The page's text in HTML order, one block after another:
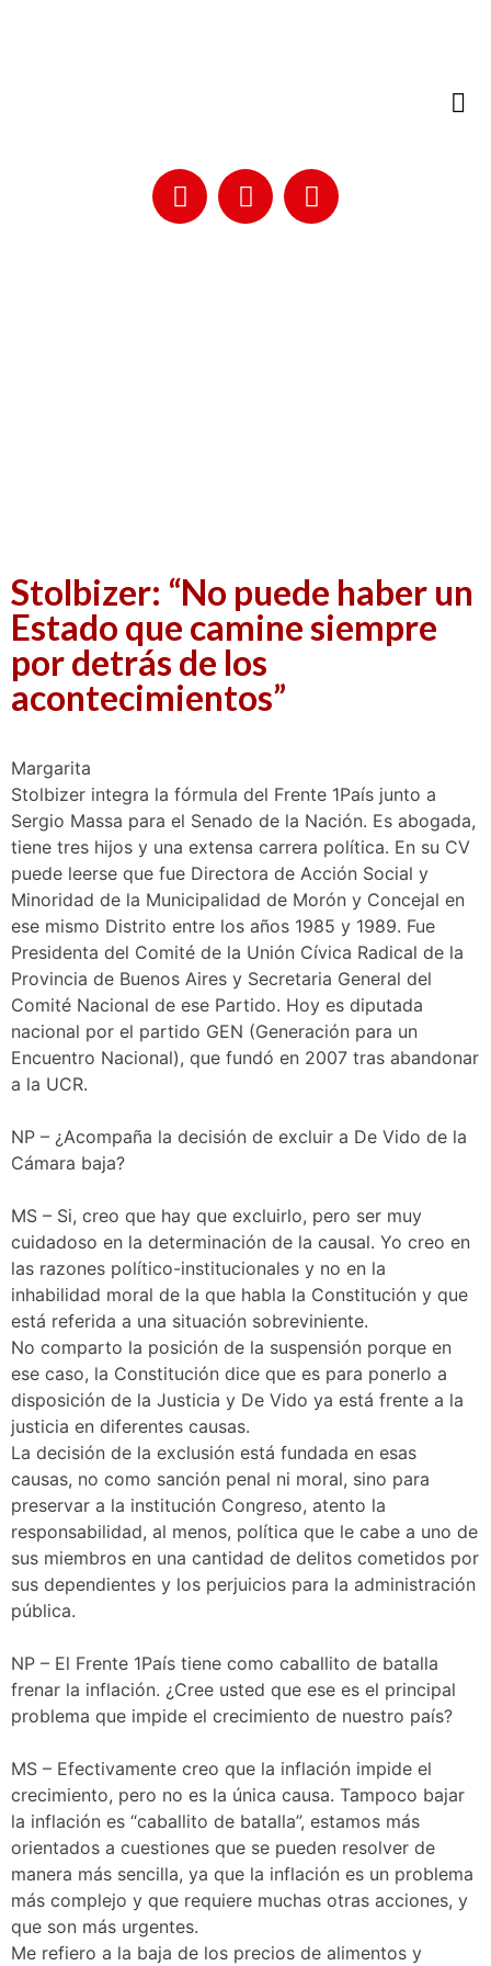
Stolbizer: “No puede haber un
Estado que camine siempre
por detrás de los
acontecimientos”
Margarita
Stolbizer integra la fórmula del Frente 1País junto a
Sergio Massa para el Senado de la Nación. Es abogada,
tiene tres hijos y una extensa carrera política. En su CV
puede leerse que fue Directora de Acción Social y
Minoridad de la Municipalidad de Morón y Concejal en
ese mismo Distrito entre los años 1985 y 1989. Fue
Presidenta del Comité de la Unión Cívica Radical de la
Provincia de Buenos Aires y Secretaria General del
Comité Nacional de ese Partido. Hoy es diputada
nacional por el partido GEN (Generación para un
Encuentro Nacional), que fundó en 2007 tras abandonar
a la UCR.
NP – ¿Acompaña la decisión de excluir a De Vido de la
Cámara baja?
MS – Si, creo que hay que excluirlo, pero ser muy
cuidadoso en la determinación de la causal. Yo creo en
las razones político-institucionales y no en la
inhabilidad moral de la que habla la Constitución y que
está referida a una situación sobreviniente.
No comparto la posición de la suspensión porque en
ese caso, la Constitución dice que es para ponerlo a
disposición de la Justicia y De Vido ya está frente a la
justicia en diferentes causas.
La decisión de la exclusión está fundada en esas
causas, no como sanción penal ni moral, sino para
preservar a la institución Congreso, atento la
responsabilidad, al menos, política que le cabe a uno de
sus miembros en una cantidad de delitos cometidos por
sus dependientes y los perjuicios para la administración
pública.
NP – El Frente 1País tiene como caballito de batalla
frenar la inflación. ¿Cree usted que ese es el principal
problema que impide el crecimiento de nuestro país?
MS – Efectivamente creo que la inflación impide el
crecimiento, pero no es la única causa. Tampoco bajar
la inflación es “caballito de batalla”, estamos más
orientados a cuestiones que se pueden resolver de
manera más sencilla, ya que la inflación es un problema
más complejo y que requiere muchas otras acciones, y
que son más urgentes.
Me refiero a la baja de los precios de alimentos y